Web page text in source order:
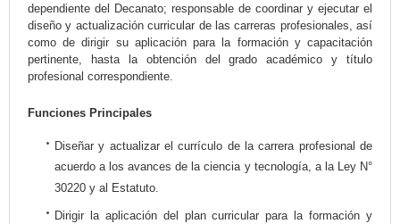
dependiente del Decanato; responsable de coordinar y ejecutar el
diseño y actualización curricular de las carreras profesionales, así
como de dirigir su aplicación para la formación y capacitación
pertinente, hasta la obtención del grado académico y título
profesional correspondiente.
Funciones Principales
Diseñar y actualizar el currículo de la carrera profesional de
acuerdo a los avances de la ciencia y tecnología, a la Ley N°
30220 y al Estatuto.
Dirigir la aplicación del plan curricular para la formación y